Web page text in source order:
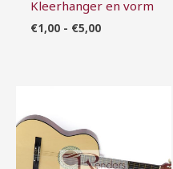
Kleerhanger en vorm
€1,00 - €5,00